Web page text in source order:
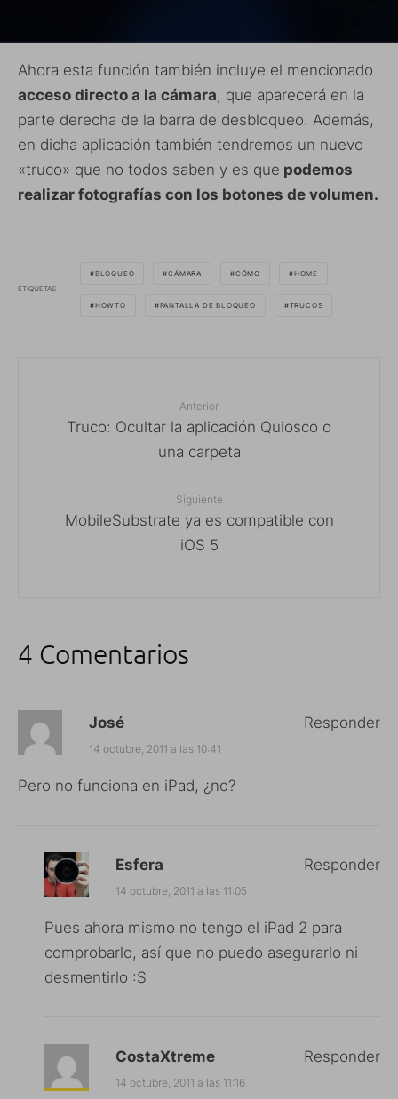
Ahora esta función también incluye el mencionado
acceso directo a la cámara, que aparecerá en la
parte derecha de la barra de desbloqueo. Además,
en dicha aplicación también tendremos un nuevo
«truco» que no todos saben y es que podemos
realizar fotografías con los botones de volumen.
ETIQUETAS
BLOQUEO CÁMARA CÓMO HOME
HOWTO PANTALLA DE BLOQUEO TRUCOS
Anterior
Truco: Ocultar la aplicación Quiosco o
una carpeta
Siguiente
MobileSubstrate ya es compatible con
iOS 5
4 Comentarios
José
14 octubre, 2011 a las 10:41
Pero no funciona en iPad, ¿no?
Responder
Esfera
14 octubre, 2011 a las 11:05
Pues ahora mismo no tengo el iPad 2 para
comprobarlo, así que no puedo asegurarlo ni
desmentirlo :S
Responder
CostaXtreme
14 octubre, 2011 a las 11:16
Responder